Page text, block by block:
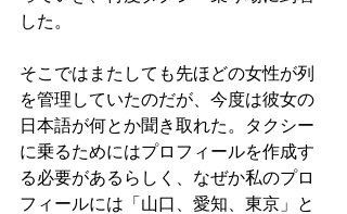
した。
そこではまたしても先ほどの女性が列
を管理していたのだが、今度は彼女の
日本語が何とか聞き取れた。タクシー
に乗るためにはプロフィールを作成す
る必要があるらしく、なぜか私のプロ
フィールには「山口、愛知、東京」と